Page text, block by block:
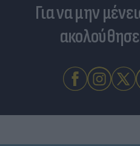
Για να μην